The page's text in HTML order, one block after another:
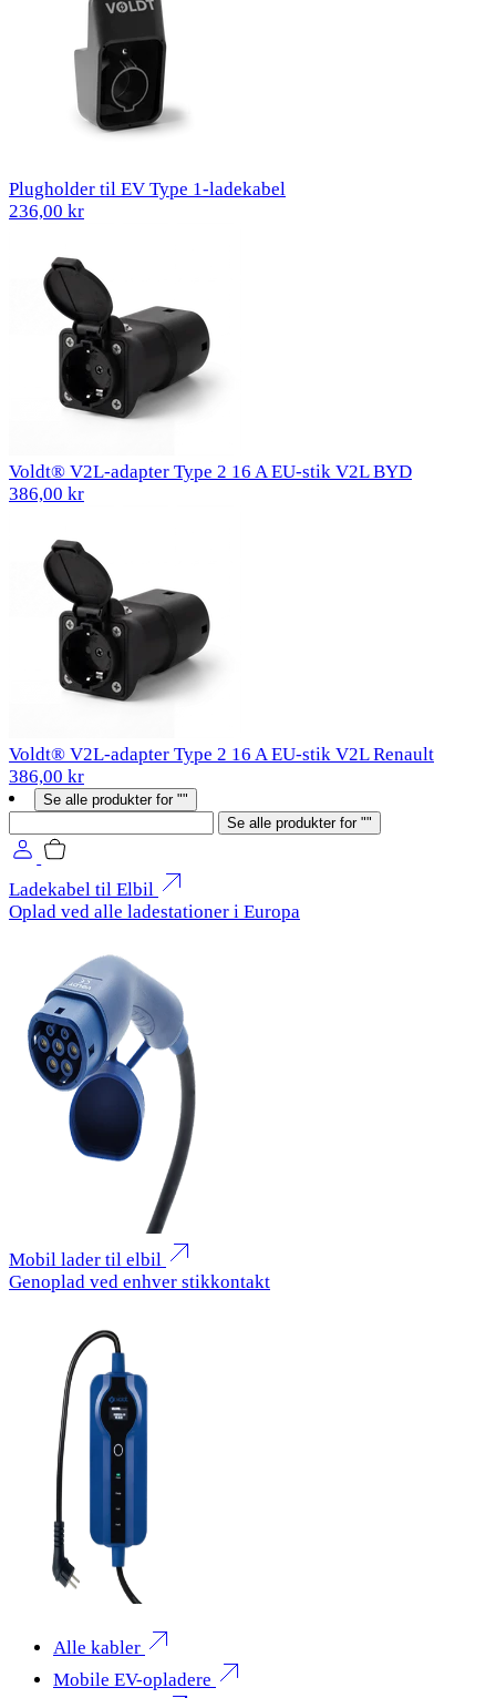
Plugholder til EV Type 1-ladekabel
236,00 kr
Voldt® V2L-adapter Type 2 16 A EU-stik V2L BYD
386,00 kr
Voldt® V2L-adapter Type 2 16 A EU-stik V2L Renault
386,00 kr
Se alle produkter for ""
Se alle produkter for ""
Ladekabel til Elbil
Oplad ved alle ladestationer i Europa
Mobil lader til elbil
Genoplad ved enhver stikkontakt
Alle kabler
Mobile EV-opladere